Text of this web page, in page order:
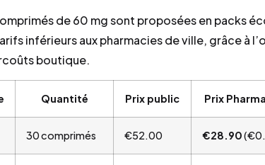
de 60 mg sont proposées en packs
inférieurs aux pharmacies de ville, grâce à
boutique.
Quantité Prix public Prix
30 comprimés €52.00 €28.90